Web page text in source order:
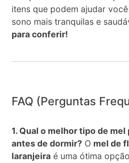
itens que podem ajudar
sono mais tranquilas e
para conferir!
FAQ (Perguntas
1. Qual o melhor tipo de
antes de dormir? O mel de
laranjeira é uma ótima